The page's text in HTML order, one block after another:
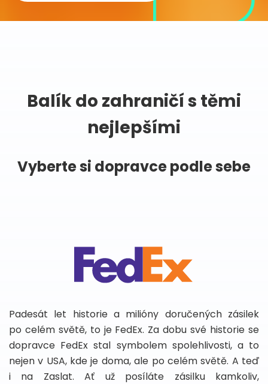
Balík do zahraničí s těmi
nejlepšími
Vyberte si dopravce podle sebe
Padesát let historie a milióny doručených zásilek
po celém světě, to je FedEx. Za dobu své historie se
dopravce FedEx stal symbolem spolehlivosti, a to
nejen v USA, kde je doma, ale po celém světě. A teď
i na Zaslat. Ať už posíláte zásilku kamkoliv,